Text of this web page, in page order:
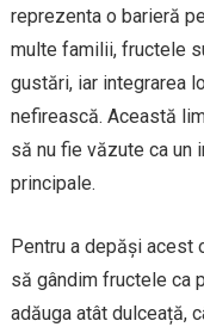
reprezenta o barieră
multe familii, fructele
gustări, iar integrarea
nefirească. Această
să nu fie văzute ca un
principale.
Pentru a depăși acest
să gândim fructele ca
adăuga atât dulceață,